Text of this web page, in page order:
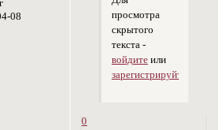
08
просмотра
скрытого
текста -
войдитеили
зарегистрируйтесь
0